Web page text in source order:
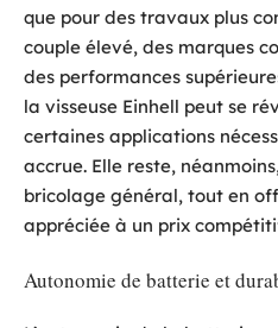
que pour des travaux plus
couple élevé, des marques
des performances
la visseuse Einhell peut se
certaines applications
accrue. Elle reste,
bricolage général, tout en
appréciée à un prix
Autonomie de batterie et